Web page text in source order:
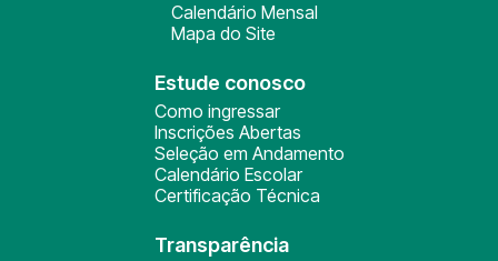
Calendário Mensal
Mapa do Site
Estude conosco
Como ingressar
Inscrições Abertas
Seleção em Andamento
Calendário Escolar
Certificação Técnica
Transparência